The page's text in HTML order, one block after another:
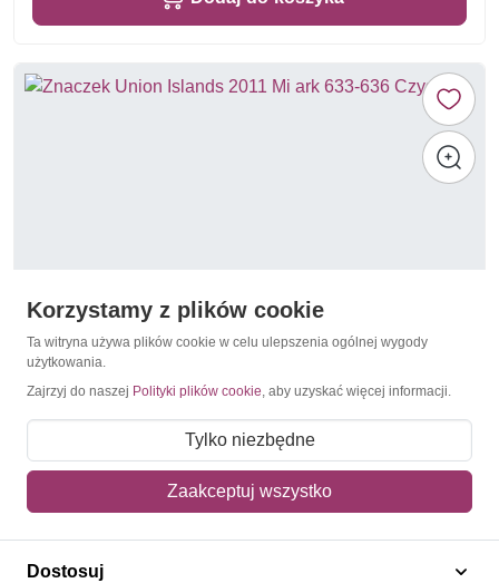
Union Islands 2011 Mi ark 633-636 Czyste **
27,50 zł
Dodaj do koszyka
Korzystamy z plików cookie
Ta witryna używa plików cookie w celu ulepszenia ogólnej wygody
użytkowania.
Zajrzyj do naszej Polityki plików cookie, aby uzyskać więcej informacji.
Tylko niezbędne
Zaakceptuj wszystko
Dostosuj